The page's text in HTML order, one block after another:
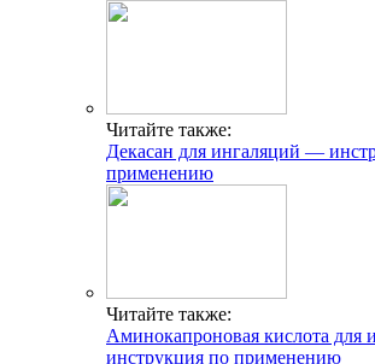
Читайте также:
Декасан для ингаляций —
применению
Читайте также:
Аминокапроновая кислота для
инструкция по применению